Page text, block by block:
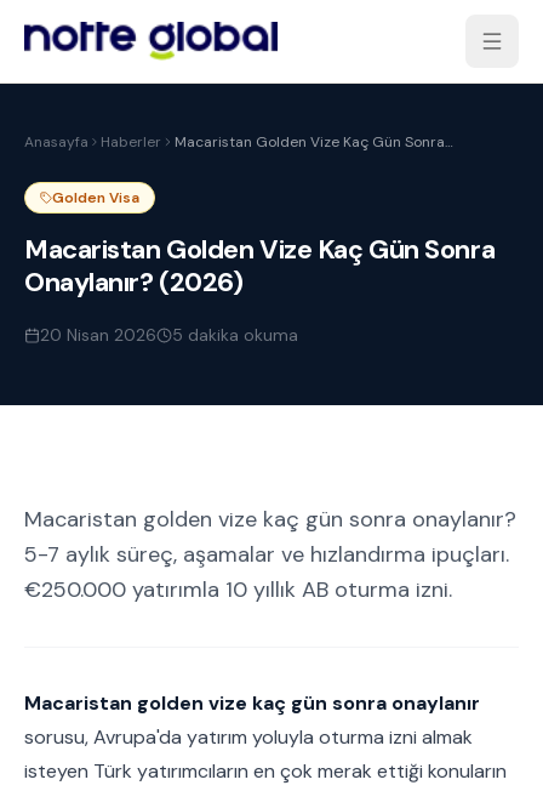
Anasayfa Haberler
Macaristan Golden Vize Kaç Gün Sonra
Golden Visa
Macaristan Golden Vize Kaç Gün Sonra
Onaylanır? (2026)
20 Nisan 2026 5 dakika okuma
Macaristan golden vize kaç gün sonra onaylanır?
5-7 aylık süreç, aşamalar ve hızlandırma ipuçları.
€250.000 yatırımla 10 yıllık AB oturma izni.
Macaristan golden vize kaç gün sonra onaylanır
sorusu, Avrupa'da yatırım yoluyla oturma izni almak
isteyen Türk yatırımcıların en çok merak ettiği konuların